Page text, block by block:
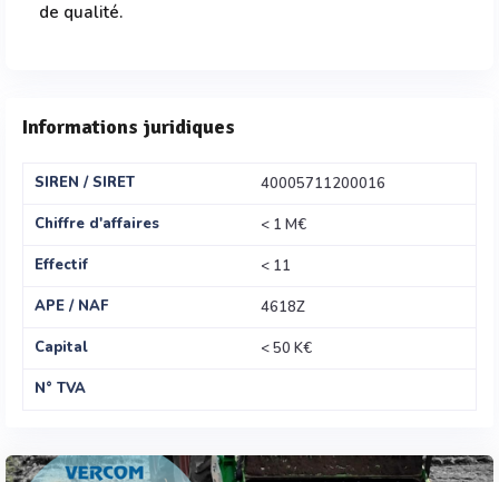
de qualité.
Informations juridiques
SIREN / SIRET
40005711200016
Chiffre d'affaires
< 1 M€
Effectif
< 11
APE / NAF
4618Z
Capital
< 50 K€
N° TVA